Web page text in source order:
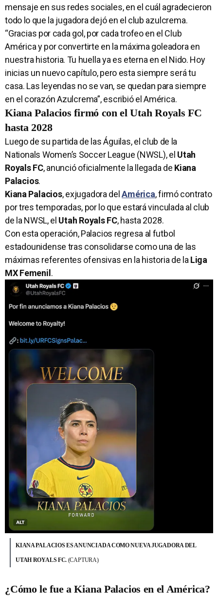
mensaje en sus redes sociales, en el cuál agradecieron
todo lo que la jugadora dejó en el club azulcrema.
“Gracias por cada gol, por cada trofeo en el Club
América y por convertirte en la máxima goleadora en
nuestra historia. Tu huella ya es eterna en el Nido. Hoy
inicias un nuevo capítulo, pero esta siempre será tu
casa. Las leyendas no se van, se quedan para siempre
en el corazón Azulcrema”, escribió el América.
Kiana Palacios firmó con el Utah Royals FC
hasta 2028
Luego de su partida de las Águilas, el club de la
Nationals Women’s Soccer League (NWSL), el Utah
Royals FC, anunció oficialmente la llegada de Kiana
Palacios.
Kiana Palacios, exjugadora delAmérica, firmó contrato
por tres temporadas, por lo que estará vinculada al club
de la NWSL, el Utah Royals FC, hasta 2028.
Con esta operación, Palacios regresa al futbol
estadounidense tras consolidarse como una de las
máximas referentes ofensivas en la historia de laLiga
MX Femenil .
KIANA PALACIOS ES ANUNCIADA COMO NUEVA JUGADORA DEL
UTAH ROYALS FC. (CAPTURA)
¿Cómo le fue a Kiana Palacios en el América?